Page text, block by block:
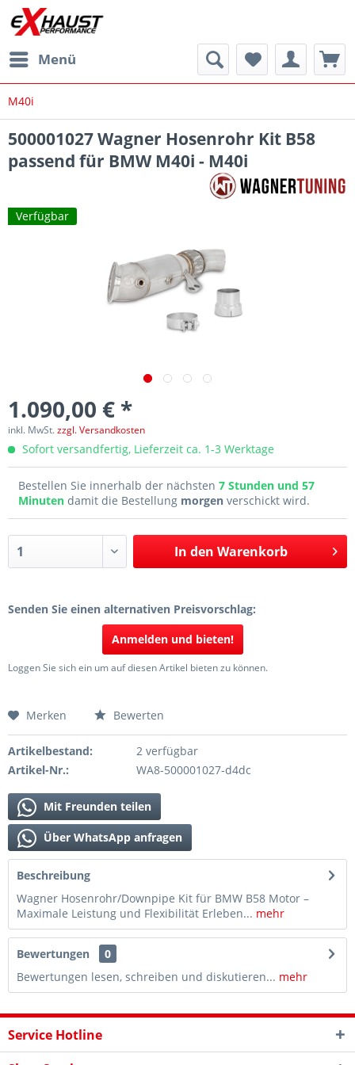
Menü
M40i
500001027 Wagner Hosenrohr Kit B58
passend für BMW M40i - M40i
Verfügbar
1.090,00 € *
inkl. MwSt.zzgl. Versandkosten
Sofort versandfertig, Lieferzeit ca. 1-3 Werktage
Bestellen Sie innerhalb der nächsten 7 Stunden und 57
Minuten damit die Bestellung morgen verschickt wird.
In den Warenkorb
Senden Sie einen alternativen Preisvorschlag:
Anmelden und bieten!
Loggen Sie sich ein um auf diesen Artikel bieten zu können.
Merken Bewerten
Artikelbestand:
2 verfügbar
Artikel-Nr.:
WA8-500001027-d4dc
Mit Freunden teilen
Über WhatsApp anfragen
Beschreibung
Wagner Hosenrohr/Downpipe Kit für BMW B58 Motor –
Maximale Leistung und Flexibilität Erleben... mehr
Bewertungen
0
Bewertungen lesen, schreiben und diskutieren... mehr
Service Hotline